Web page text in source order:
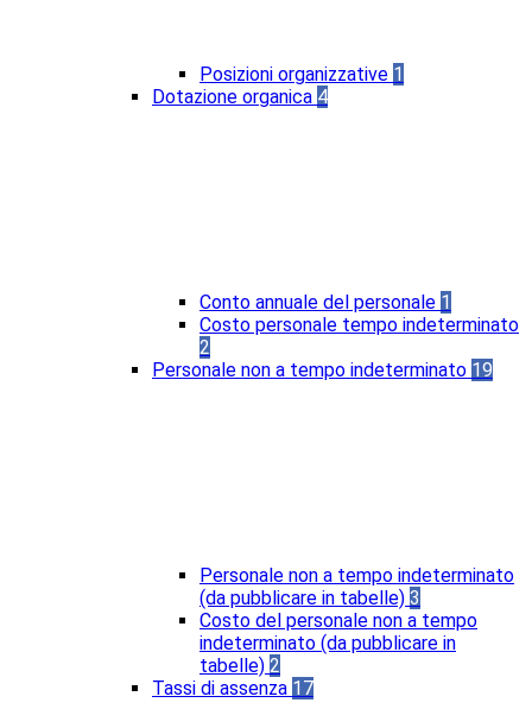
Posizioni organizzative 1
Dotazione organica 4
Conto annuale del personale 1
Costo personale tempo indeterminato
2
Personale non a tempo indeterminato 19
Personale non a tempo indeterminato
(da pubblicare in tabelle) 3
Costo del personale non a tempo
indeterminato (da pubblicare in
tabelle) 2
Tassi di assenza 17